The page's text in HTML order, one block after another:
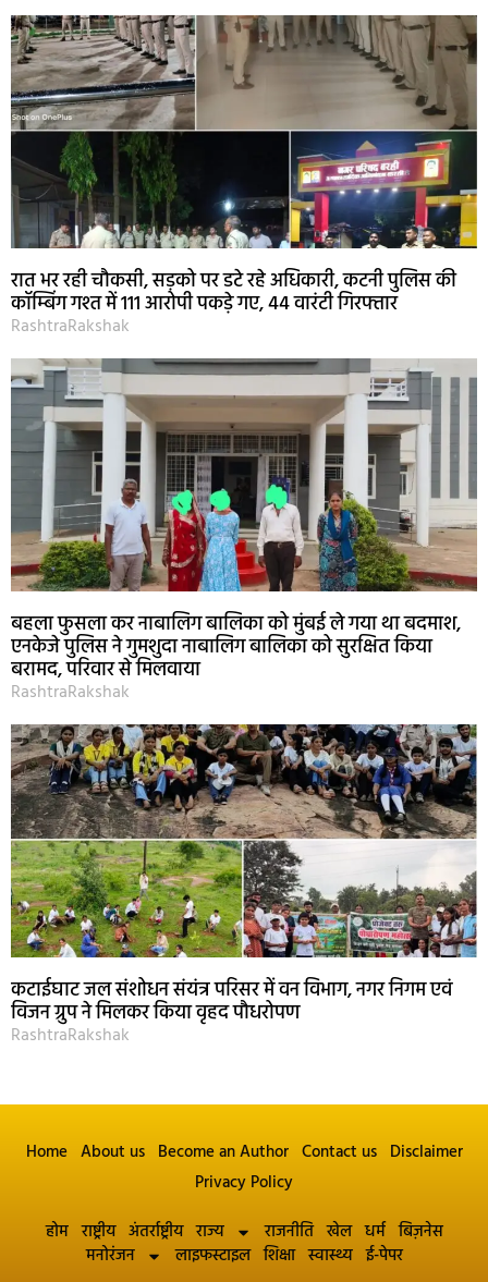
रात भर रही चौकसी, सड़को पर डटे रहे अधिकारी, कटनी पुलिस की
कॉम्बिंग गश्त में 111 आरोपी पकड़े गए, 44 वारंटी गिरफ्तार
RashtraRakshak
बहला फुसला कर नाबालिग बालिका को मुंबई ले गया था बदमाश,
एनकेजे पुलिस ने गुमशुदा नाबालिग बालिका को सुरक्षित किया
बरामद, परिवार से मिलवाया
RashtraRakshak
कटाईघाट जल संशोधन संयंत्र परिसर में वन विभाग, नगर निगम एवं
विजन ग्रुप ने मिलकर किया वृहद पौधरोपण
RashtraRakshak
Home About us Become an Author Contact us Disclaimer
Privacy Policy
होम राष्ट्रीय अंतर्राष्ट्रीय राज्य राजनीति खेल धर्म बिज़नेस
मनोरंजन
लाइफस्टाइल शिक्षा स्वास्थ्य ई-पेपर